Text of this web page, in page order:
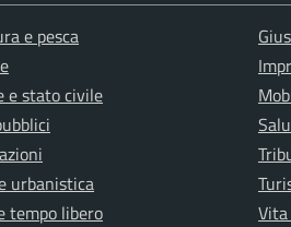
e pesca
e stato civile
urbanistica
tempo libero